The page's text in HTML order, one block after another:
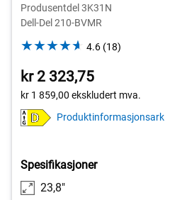
Produsentdel 3K31N
Dell-Del 210-BVMR
4.6 (18)
5
18
kr 2 323,75
kr 1 859,00 ekskludert mva.
Produktinformasjonsark
Spesifikasjoner
23,8"